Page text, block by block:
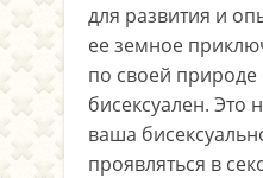
для развития и
ее земное
по своей природе
бисексуален. Это
ваша
проявляться в